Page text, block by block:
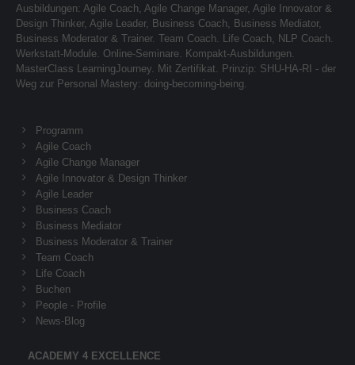
Ausbildungen: Agile Coach, Agile Change Manager, Agile Innovator &
Design Thinker, Agile Leader, Business Coach, Business Mediator,
Business Moderator & Trainer. Team Coach. Life Coach, NLP Coach.
Werkstatt-Module. Online-Seminare. Kompakt-Ausbildungen.
MasterClass LearningJourney. Mit Zertifikat. Prinzip: SHU-HA-RI - der
Weg zur Personal Mastery: doing-becoming-being.
Programm
Agile Coach
Agile Change Manager
Agile Innovator & Design Thinker
Agile Leader
Business Coach
Business Mediator
Business Moderator & Trainer
Team Coach
Life Coach
Buchen
People - Profile
News-Blog
ACADEMY 4 EXCELLENCE